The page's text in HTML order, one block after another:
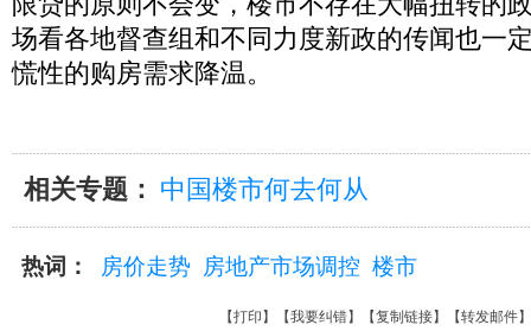
场看各地督查组和不同力度新政的传闻也一
慌性的购房需求降温。
相关专题： 中国楼市何去何从
热词： 房价走势 房地产市场调控 楼市
【打印 】【我要纠错】【复制链接】【转发邮件